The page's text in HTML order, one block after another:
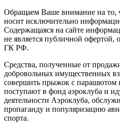
Обращаем Ваше внимание на то,
носит исключительно
Содержащаяся на сайте
не является публичной офертой,
ГК РФ.
Средства, полученные от
добровольных имущественных
совершить прыжок с парашютом
поступают в фонд аэроклуба и
деятельности Аэроклуба,
пропаганду и популяризацию
спорта.